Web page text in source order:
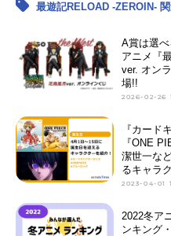
最遊記RELOAD -ZEROIN-
A賞は選
アニメ『
ver. オン
場!!
2026-02-26
『カード
『ONE
潔世一な
るキャラ
2023-04-01
2022冬ア
ンキング